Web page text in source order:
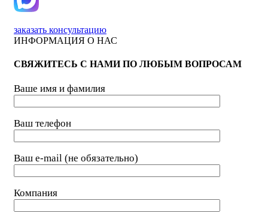
заказать консультацию
ИНФОРМАЦИЯ О НАС
СВЯЖИТЕСЬ С НАМИ ПО ЛЮБЫМ ВОПРОСАМ
Ваше имя и фамилия
Ваш телефон
Ваш e-mail (не обязательно)
Компания